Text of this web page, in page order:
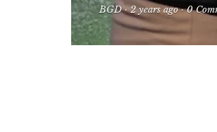
BGD · 2 years ago · 0